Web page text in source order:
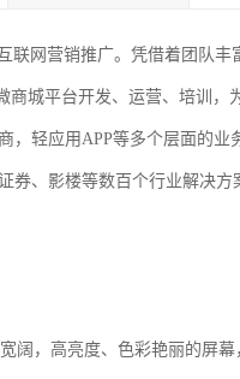
网营销推广。凭借着团队
城平台开发、运营、培训，
，轻应用APP等多个层面的
、影楼等数百个行业解决方
阔，高亮度、色彩艳丽的屏